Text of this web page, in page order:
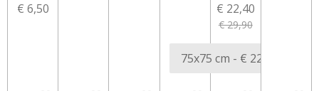
€ 6,50 € 22,40
€ 29,90